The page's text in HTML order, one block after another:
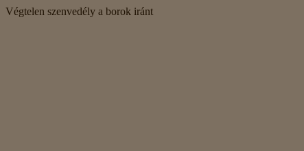
Végtelen szenvedély a borok iránt